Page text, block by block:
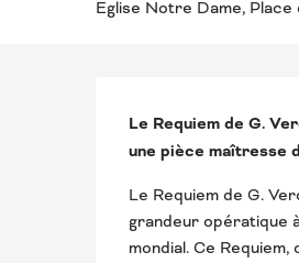
Eglise Notre Dame,
Le Requiem de G.
une pièce maîtresse
Le Requiem de G.
grandeur opératique
mondial. Ce